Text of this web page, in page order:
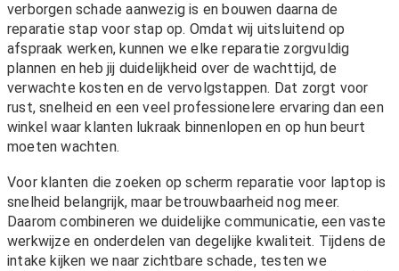
verborgen schade aanwezig is en bouwen daarna de
reparatie stap voor stap op. Omdat wij uitsluitend op
afspraak werken, kunnen we elke reparatie zorgvuldig
plannen en heb jij duidelijkheid over de wachttijd, de
verwachte kosten en de vervolgstappen. Dat zorgt voor
rust, snelheid en een veel professionelere ervaring dan een
winkel waar klanten lukraak binnenlopen en op hun beurt
moeten wachten.
Voor klanten die zoeken op scherm reparatie voor laptop is
snelheid belangrijk, maar betrouwbaarheid nog meer.
Daarom combineren we duidelijke communicatie, een vaste
werkwijze en onderdelen van degelijke kwaliteit. Tijdens de
intake kijken we naar zichtbare schade, testen we